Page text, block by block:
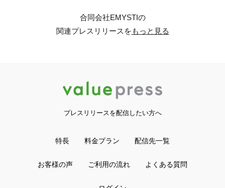
合同会社EMYSTIの
関連プレスリリースをもっと見る
プレスリリースを配信したい方へ
特長 料金プラン 配信先一覧
お客様の声 ご利用の流れ よくある質問